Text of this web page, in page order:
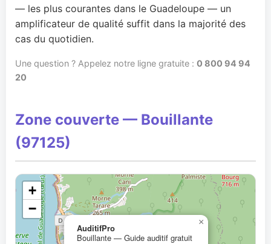
— les plus courantes dans le Guadeloupe — un
amplificateur de qualité suffit dans la majorité des
cas du quotidien.
Une question ? Appelez notre ligne gratuite : 0 800 94 94
20
Zone couverte — Bouillante
(97125)
AuditifPro
Bouillante — Guide auditif gratuit
×
+
−